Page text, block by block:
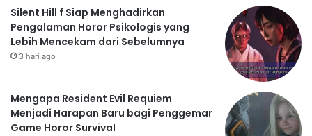
Silent Hill f Siap Menghadirkan
Pengalaman Horor Psikologis yang
Lebih Mencekam dari Sebelumnya
3 hari ago
Mengapa Resident Evil Requiem
Menjadi Harapan Baru bagi Penggemar
Game Horor Survival